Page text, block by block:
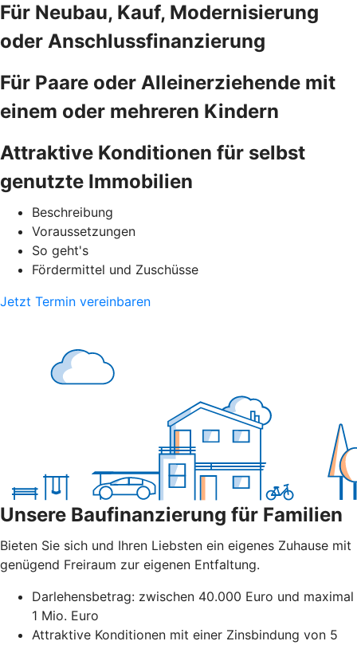
Für Neubau, Kauf, Modernisierung
oder Anschlussfinanzierung
Für Paare oder Alleinerziehende mit
einem oder mehreren Kindern
Attraktive Konditionen für selbst
genutzte Immobilien
Beschreibung
Voraussetzungen
So geht's
Fördermittel und Zuschüsse
Jetzt Termin vereinbaren
Unsere Baufinanzierung für Familien
Bieten Sie sich und Ihren Liebsten ein eigenes Zuhause mit
genügend Freiraum zur eigenen Entfaltung.
Darlehensbetrag: zwischen 40.000 Euro und maximal
1 Mio. Euro
Attraktive Konditionen mit einer Zinsbindung von 5